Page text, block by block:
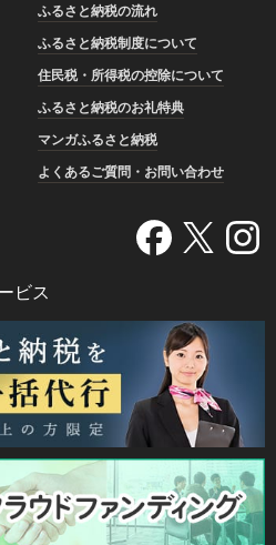
ふるさと納税の流れ
ふるさと納税制度について
住民税・所得税の控除について
ふるさと納税のお礼特典
マンガふるさと納税
よくあるご質問・お問い合わせ
ビス